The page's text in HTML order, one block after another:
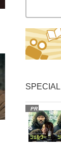
SPECIAL
PR